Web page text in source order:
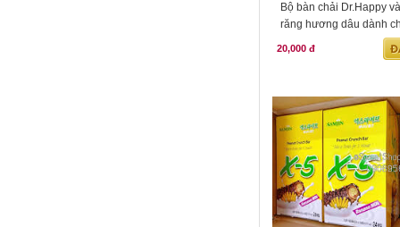
Bộ bàn chải Dr.Happy
răng hương dâu dành
20,000 đ